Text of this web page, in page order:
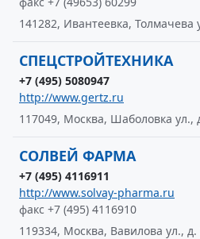
141282, Ивантеевка, Толмачева
СПЕЦСТРОЙТЕХНИКА
+7 (495) 5080947
http://www.gertz.ru
117049, Москва, Шаболовка ул.,
СОЛВЕЙ ФАРМА
+7 (495) 4116911
http://www.solvay-pharma.ru
факс +7 (495) 4116910
119334, Москва, Вавилова ул., д.